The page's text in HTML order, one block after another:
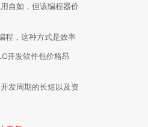
自如，但该编程器价
程，这种方式是效率
开发软件包价格昂
发周期的长短以及资